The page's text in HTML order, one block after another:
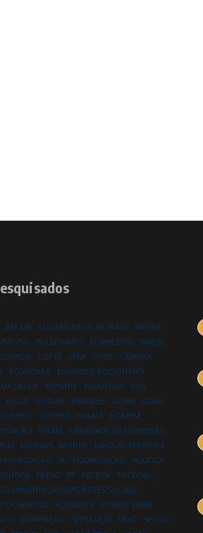
AFFAIR ALEXANDRE DE MORAES
ANISTIA
BOLSONARO BOMBEIROS
BRASIL
COMIDA COP30 CPMI CRISE
CÂMARA
ECONOMIA
EDUARDO BOLSONARO
DA SAÚDE ESPORTE ESQUERDA
EUA
FELCA FESTIVAL FRAUDES GOIAS
GOIÁS
GUERRA HAMAS
HOMEM
ISRAEL
LIBERDADE DE EXPRESSÃO
MORAES MORRE
NIKOLAS FERREIRA
PERSEGUIÇÃO PL POLARIZAÇÃO
POLITICA
PRESO PT RECEITA
RECEITAS
DAS REDES SOCIAIS
DE JANEIRO ROMANCE
ROMEU ZEMA
SEPARAÇÃO SERTANEJO SEXO
SHOW